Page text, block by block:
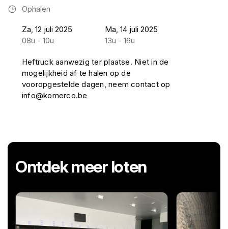
Ophalen
Za, 12 juli 2025
08u - 10u
Ma, 14 juli 2025
13u - 16u
Heftruck aanwezig ter plaatse. Niet in de
mogelijkheid af te halen op de
vooropgestelde dagen, neem contact op
info@komerco.be
Ontdek meer loten